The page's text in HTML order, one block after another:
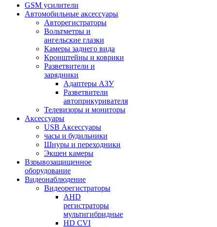
GSM усилители
Автомобильные аксессуары
Авторегистраторы
Вольтметры и
ангельские глазки
Камеры заднего вида
Кронштейны и коврики
Разветвители и
зарядники
Адаптеры АЗУ
Разветвители
автоприкуривателя
Телевизоры и мониторы
Аксессуары
USB Аксессуары
часы и будильники
Шнуры и переходники
Экшен камеры
Взрывозащищенное
оборудование
Видеонаблюдение
Видеорегистраторы
AHD
регистраторы
мультигибридные
HD CVI